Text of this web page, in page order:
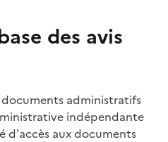
des avis
documents administratifs
indépendante
d'accès aux documents